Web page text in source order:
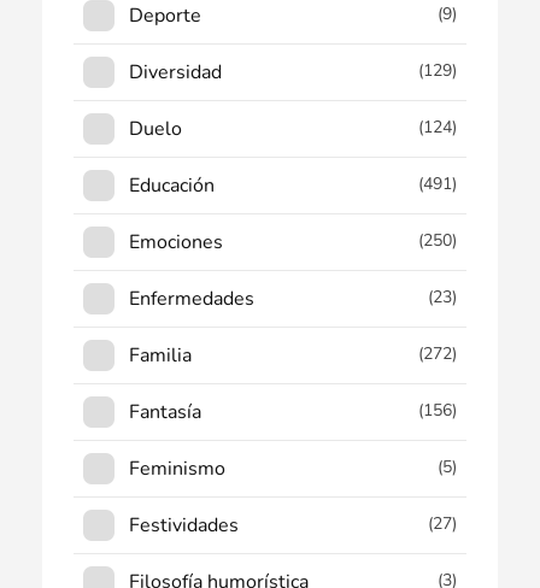
Deporte (9)
Diversidad (129)
Duelo (124)
Educación (491)
Emociones (250)
Enfermedades (23)
Familia (272)
Fantasía (156)
Feminismo (5)
Festividades (27)
Filosofía humorística (3)